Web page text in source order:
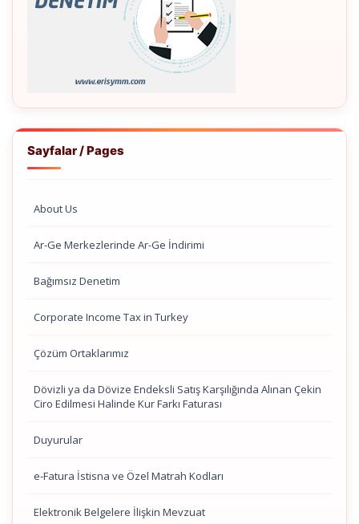
Sayfalar / Pages
About Us
Ar-Ge Merkezlerinde Ar-Ge İndirimi
Bağımsız Denetim
Corporate Income Tax in Turkey
Çözüm Ortaklarımız
Dövizli ya da Dövize Endeksli Satış Karşılığında Alınan Çekin
Ciro Edilmesi Halinde Kur Farkı Faturası
Duyurular
e-Fatura İstisna ve Özel Matrah Kodları
Elektronik Belgelere İlişkin Mevzuat